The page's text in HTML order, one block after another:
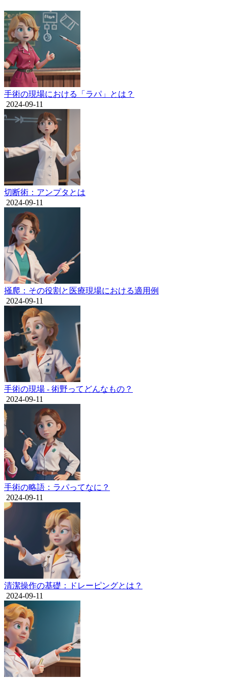
手術の現場における「ラパ」とは？
2024-09-11
切断術：アンプタとは
2024-09-11
掻爬：その役割と医療現場における適用例
2024-09-11
手術の現場 - 術野ってどんなもの？
2024-09-11
手術の略語：ラパってなに？
2024-09-11
清潔操作の基礎：ドレーピングとは？
2024-09-11